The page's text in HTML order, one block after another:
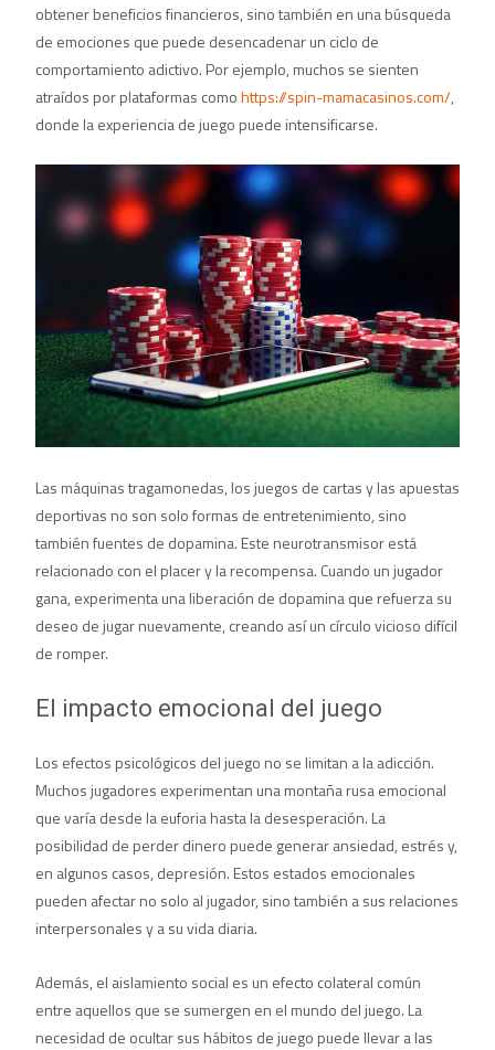
obtener beneficios financieros, sino también en una búsqueda
de emociones que puede desencadenar un ciclo de
comportamiento adictivo. Por ejemplo, muchos se sienten
atraídos por plataformas comohttps://spin-mamacasinos.com/,
donde la experiencia de juego puede intensificarse.
Las máquinas tragamonedas, los juegos de cartas y las apuestas
deportivas no son solo formas de entretenimiento, sino
también fuentes de dopamina. Este neurotransmisor está
relacionado con el placer y la recompensa. Cuando un jugador
gana, experimenta una liberación de dopamina que refuerza su
deseo de jugar nuevamente, creando así un círculo vicioso difícil
de romper.
El impacto emocional del juego
Los efectos psicológicos del juego no se limitan a la adicción.
Muchos jugadores experimentan una montaña rusa emocional
que varía desde la euforia hasta la desesperación. La
posibilidad de perder dinero puede generar ansiedad, estrés y,
en algunos casos, depresión. Estos estados emocionales
pueden afectar no solo al jugador, sino también a sus relaciones
interpersonales y a su vida diaria.
Además, el aislamiento social es un efecto colateral común
entre aquellos que se sumergen en el mundo del juego. La
necesidad de ocultar sus hábitos de juego puede llevar a las